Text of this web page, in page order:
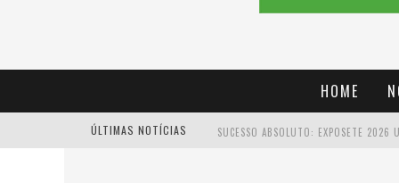
HOME
ÚLTIMAS NOTÍCIAS